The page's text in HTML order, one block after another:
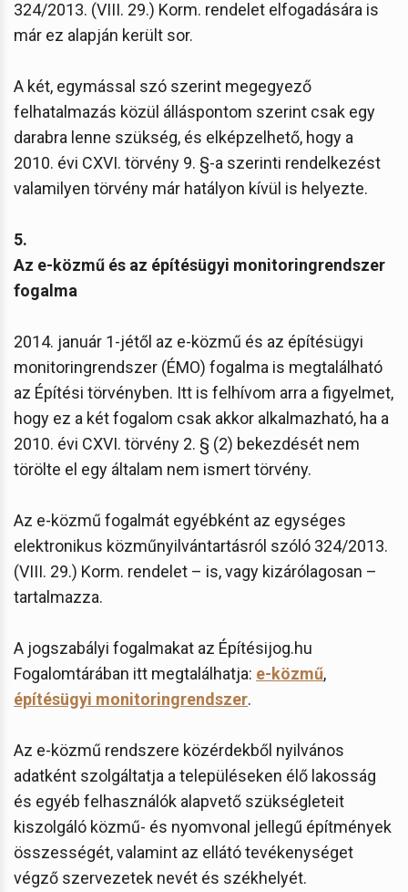
324/2013. (VIII. 29.) Korm. rendelet elfogadására is
már ez alapján került sor.
A két, egymással szó szerint megegyező
felhatalmazás közül álláspontom szerint csak egy
darabra lenne szükség, és elképzelhető, hogy a
2010. évi CXVI. törvény 9. §-a szerinti rendelkezést
valamilyen törvény már hatályon kívül is helyezte.
5.
Az e-közmű és az építésügyi monitoringrendszer
fogalma
2014. január 1-jétől az e-közmű és az építésügyi
monitoringrendszer (ÉMO) fogalma is megtalálható
az Építési törvényben. Itt is felhívom arra a figyelmet,
hogy ez a két fogalom csak akkor alkalmazható, ha a
2010. évi CXVI. törvény 2. § (2) bekezdését nem
törölte el egy általam nem ismert törvény.
Az e-közmű fogalmát egyébként az egységes
elektronikus közműnyilvántartásról szóló 324/2013.
(VIII. 29.) Korm. rendelet – is, vagy kizárólagosan –
tartalmazza.
A jogszabályi fogalmakat az Építésijog.hu
Fogalomtárában itt megtalálhatja: e-közmű,
építésügyi monitoringrendszer.
Az e-közmű rendszere közérdekből nyilvános
adatként szolgáltatja a településeken élő lakosság
és egyéb felhasználók alapvető szükségleteit
kiszolgáló közmű- és nyomvonal jellegű építmények
összességét, valamint az ellátó tevékenységet
végző szervezetek nevét és székhelyét.